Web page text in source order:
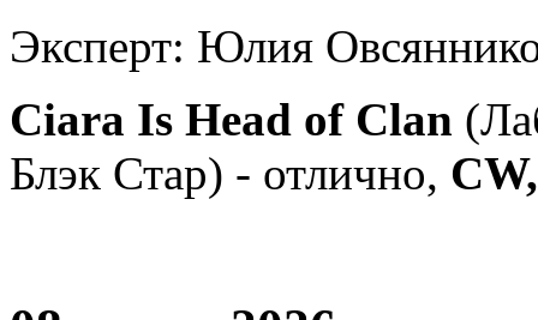
Эксперт: Юлия
Ciara Is Head of Clan
Блэк Стар) - отлично,